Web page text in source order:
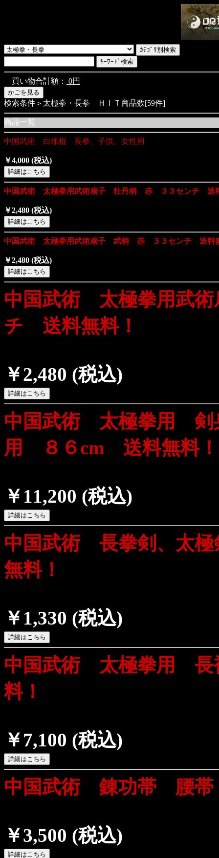
買い物合計額： 0円
検索条件＞太極拳・長拳 ＨＩＴ商品数[59件]
商品一覧
中国武術 白蝋棍 長拳、子供、女性用
￥4,000 (税込)
中国武術 太極拳用武術扇子 牡丹柄 赤 ３３センチ 送
￥2,480 (税込)
中国武術 太極拳用武術扇子 武柄 赤 ３３センチ 送料
￥2,480 (税込)
中国武術 太極拳用武
チ 送料無料！
￥2,480 (税込)
中国武術 太極拳用 剣
用 ８６cm 送料無料
￥11,200 (税込)
中国武術 長拳剣、太
無料！
￥1,330 (税込)
中国武術 太極拳用
料！
￥7,100 (税込)
中国武術 錬功帯 腰
￥3,500 (税込)